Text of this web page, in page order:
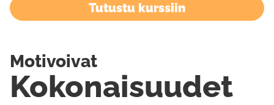
Tutustu kurssiin
Kokonaisuudet
Motivoivat